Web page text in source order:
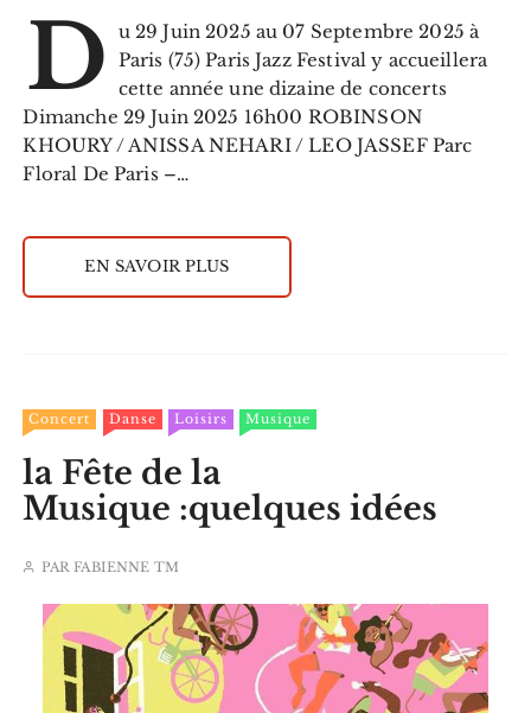
D
u 29 Juin 2025 au 07 Septembre 2025 à
Paris (75) Paris Jazz Festival y accueillera
cette année une dizaine de concerts
Dimanche 29 Juin 2025 16h00 ROBINSON
KHOURY / ANISSA NEHARI / LEO JASSEF Parc
Floral De Paris –…
EN SAVOIR PLUS
Concert Danse Loisirs Musique
la Fête de la
Musique :quelques idées
PAR FABIENNE TM